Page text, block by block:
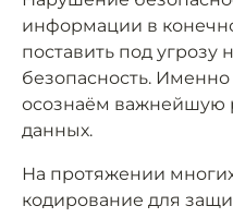
информации в
поставить под угрозу
безопасность.
осознаём важнейшую
данных.
На протяжении
кодирование для